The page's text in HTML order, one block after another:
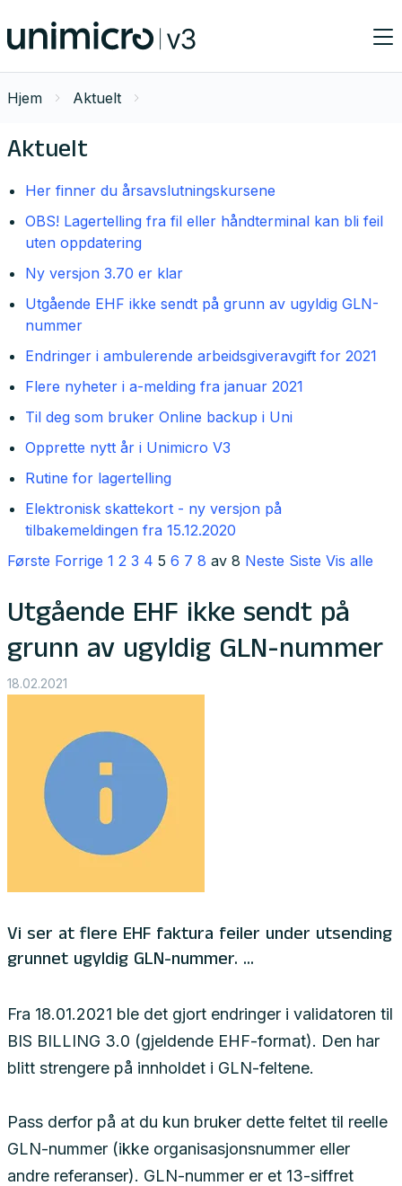
Hjem Aktuelt
Aktuelt
Her finner du årsavslutningskursene
OBS! Lagertelling fra fil eller håndterminal kan bli feil
uten oppdatering
Ny versjon 3.70 er klar
Utgående EHF ikke sendt på grunn av ugyldig GLN-
nummer
Endringer i ambulerende arbeidsgiveravgift for 2021
Flere nyheter i a-melding fra januar 2021
Til deg som bruker Online backup i Uni
Opprette nytt år i Unimicro V3
Rutine for lagertelling
Elektronisk skattekort - ny versjon på
tilbakemeldingen fra 15.12.2020
Første Forrige 1 2 3 4 5 6 7 8 av 8 Neste Siste Vis alle
Utgående EHF ikke sendt på
grunn av ugyldig GLN-nummer
18.02.2021
Vi ser at flere EHF faktura feiler under utsending
grunnet ugyldig GLN-nummer. ...
Fra 18.01.2021 ble det gjort endringer i validatoren til
BIS BILLING 3.0 (gjeldende EHF-format). Den har
blitt strengere på innholdet i GLN-feltene.
Pass derfor på at du kun bruker dette feltet til reelle
GLN-nummer (ikke organisasjonsnummer eller
andre referanser). GLN-nummer er et 13-siffret